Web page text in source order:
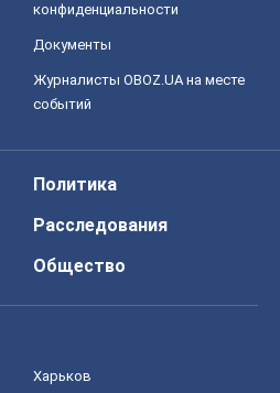
конфиденциальности
Документы
Журналисты OBOZ.UA на месте
событий
Политика
Расследования
Общество
Харьков